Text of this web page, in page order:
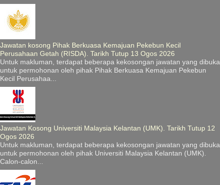
Jawatan kosong Pihak Berkuasa Kemajuan Pekebun Kecil
Perusahaan Getah (RISDA). Tarikh Tutup 13 Ogos 2026
Untuk makluman, terdapat beberapa kekosongan jawatan yang dibuka
untuk permohonan oleh pihak Pihak Berkuasa Kemajuan Pekebun
Kecil Perusahaa...
Jawatan Kosong Universiti Malaysia Kelantan (UMK). Tarikh Tutup 12
Ogos 2026
Untuk makluman, terdapat beberapa kekosongan jawatan yang dibuka
untuk permohonan oleh pihak Universiti Malaysia Kelantan (UMK).
Calon-calon...